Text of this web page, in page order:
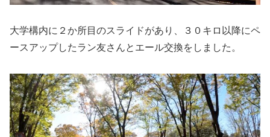
大学構内に２か所目のスライドがあり、３０キロ以降にペ
ースアップしたラン友さんとエール交換をしました。